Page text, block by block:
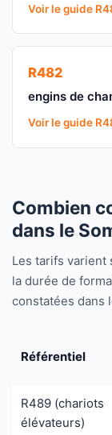
Voir le guide
R482
engins de
Voir le guide
Combien
dans le
Les tarifs varient
la durée de
constatées dans
Référentiel
R489 (chariots
élévateurs)